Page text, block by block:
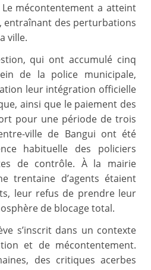
mécontentement a atteint
entraînant des perturbations
ville.
qui ont accumulé cinq
de la police municipale,
leur intégration officielle
ainsi que le paiement des
pour une période de trois
ville de Bangui ont été
habituelle des policiers
de contrôle. À la mairie
trentaine d’agents étaient
leur refus de prendre leur
de blocage total.
s’inscrit dans un contexte
et de mécontentement.
des critiques acerbes